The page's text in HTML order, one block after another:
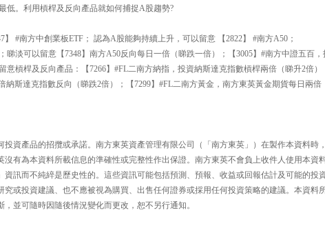
低。利用槓桿及反向產品就如何捕捉A股趨勢?
#南方中創業板ETF； 認為A股能夠持續上升，可以留意 【2822】 #南方A50；
睇淡可以留意【7348】南方A50反向每日一倍（睇跌一倍）；【3005】#南方中證五百，
意槓桿及反向產品：【7266】#FL二南方納指，投資納斯達克指數槓桿兩倍（睇升2倍）
納斯達克指數反向（睇跌2倍）；【7299】#FL二南方黃金，南方東英黃金期貨每日兩倍
資產品的招攬或承諾。南方東英資產管理有限公司（「南方東英」）在製作本資料時
有為本資料所載信息的準確性或完整性作出保證。南方東英不會負上收件人使用本資
訊而不純綷是歷史性的。這些資訊可能包括預測、預報、收益或回報估計及可能的投
或投資建議、也不應被視為購買、出售任何證券或採用任何投資策略的建議。本資料
並可隨時因隨後情況變化而更改，恕不另行通知。